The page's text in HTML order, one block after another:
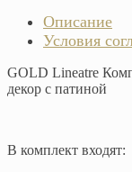
Описание
Условия
GOLD Lineatre
декор с патиной
В комплект входят: